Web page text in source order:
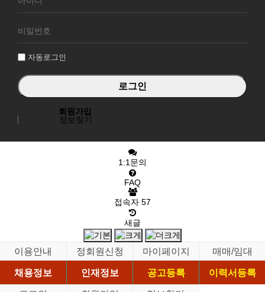
원
그
자동로그인
회원가입
정보찾기
1:1문의
FAQ
접속자 57
새글
이용안내 정회원신청 마이페이지
매매/임대
채용정보
인재정보 공고등록
이력서등록